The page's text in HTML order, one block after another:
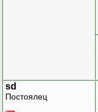
sd
Постоялец